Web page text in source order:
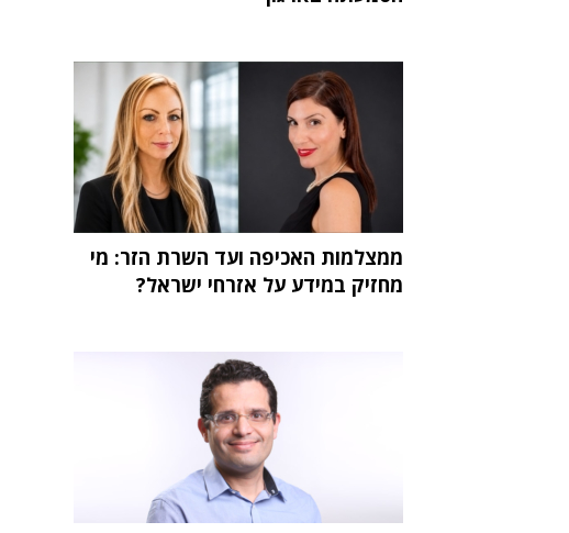
ממצלמות האכיפה ועד השרת הזר: מי
מחזיק במידע על אזרחי ישראל?